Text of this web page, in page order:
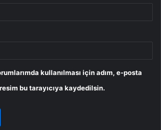
kullanılması için adım, e-posta
bu tarayıcıya kaydedilsin.